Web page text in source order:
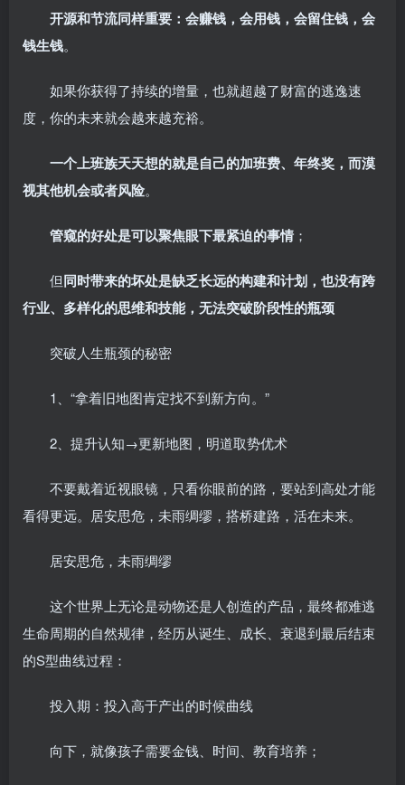
开源和节流同样重要：会赚钱，会用钱，会留住钱，会
钱生钱。
如果你获得了持续的增量，也就超越了财富的逃逸速
度，你的未来就会越来越充裕。
一个上班族天天想的就是自己的加班费、年终奖，而漠
视其他机会或者风险。
管窥的好处是可以聚焦眼下最紧迫的事情 ；
但同时带来的坏处是缺乏长远的构建和计划，也没有跨
行业、多样化的思维和技能，无法突破阶段性的瓶颈
突破人生瓶颈的秘密
1、“拿着旧地图肯定找不到新方向。”
2、提升认知→更新地图，明道取势优术
不要戴着近视眼镜，只看你眼前的路，要站到高处才能
看得更远。居安思危，未雨绸缪，搭桥建路，活在未来。
居安思危，未雨绸缪
这个世界上无论是动物还是人创造的产品，最终都难逃
生命周期的自然规律，经历从诞生、成长、衰退到最后结束
的S型曲线过程：
投入期：投入高于产出的时候曲线
向下，就像孩子需要金钱、时间、教育培养；